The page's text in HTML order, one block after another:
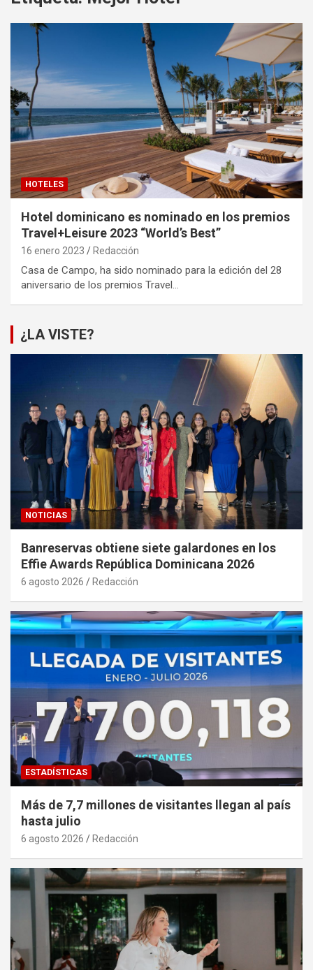
HOTELES
Hotel dominicano es nominado en los premios
Travel+Leisure 2023 “World’s Best”
16 enero 2023 Redacción
Casa de Campo, ha sido nominado para la edición del 28
aniversario de los premios Travel…
¿LA VISTE?
NOTICIAS
Banreservas obtiene siete galardones en los
Effie Awards República Dominicana 2026
6 agosto 2026 Redacción
ESTADÍSTICAS
Más de 7,7 millones de visitantes llegan al país
hasta julio
6 agosto 2026 Redacción